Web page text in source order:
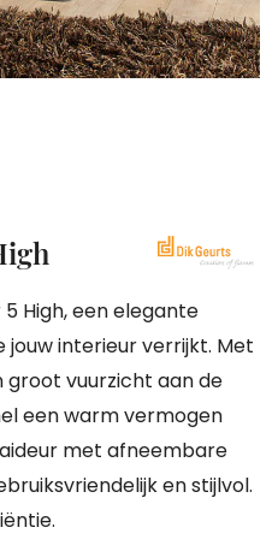
High, een elegante
interieur verrijkt. Met
vuurzicht aan de
een warm vermogen
met afneembare
en stijlvol.